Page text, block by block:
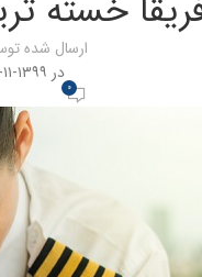
خسته
ارسال شده
در ۱۳۹۹-۱۱-۲۵
0